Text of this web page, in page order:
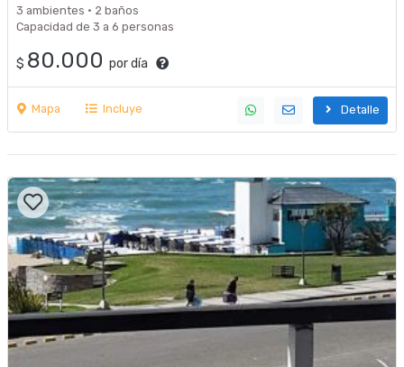
3 ambientes · 2 baños
Capacidad de 3 a 6 personas
$ 80.000 por día
Mapa Incluye Detalle